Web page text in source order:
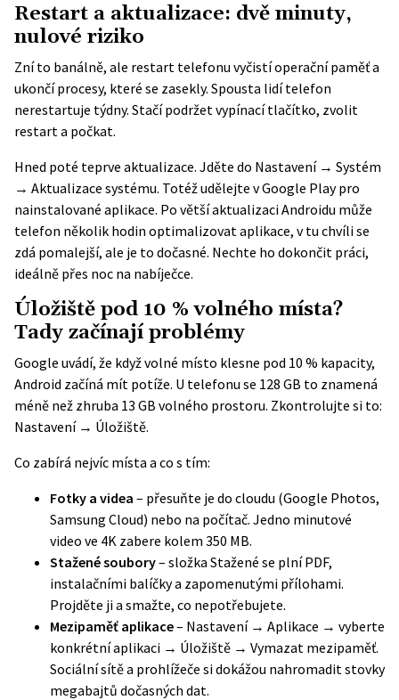
Restart a aktualizace: dvě minuty,
nulové riziko
Zní to banálně, ale restart telefonu vyčistí operační paměť a
ukončí procesy, které se zasekly. Spousta lidí telefon
nerestartuje týdny. Stačí podržet vypínací tlačítko, zvolit
restart a počkat.
Hned poté teprve aktualizace. Jděte do Nastavení → Systém
→ Aktualizace systému. Totéž udělejte v Google Play pro
nainstalované aplikace. Po větší aktualizaci Androidu může
telefon několik hodin optimalizovat aplikace, v tu chvíli se
zdá pomalejší, ale je to dočasné. Nechte ho dokončit práci,
ideálně přes noc na nabíječce.
Úložiště pod 10 % volného místa?
Tady začínají problémy
Google uvádí, že když volné místo klesne pod 10 % kapacity,
Android začíná mít potíže. U telefonu se 128 GB to znamená
méně než zhruba 13 GB volného prostoru. Zkontrolujte si to:
Nastavení → Úložiště.
Co zabírá nejvíc místa a co s tím:
Fotky a videa – přesuňte je do cloudu (Google Photos,
Samsung Cloud) nebo na počítač. Jedno minutové
video ve 4K zabere kolem 350 MB.
Stažené soubory– složka Stažené se plní PDF,
instalačními balíčky a zapomenutými přílohami.
Projděte ji a smažte, co nepotřebujete.
Mezipaměť aplikace– Nastavení → Aplikace → vyberte
konkrétní aplikaci → Úložiště → Vymazat mezipaměť.
Sociální sítě a prohlížeče si dokážou nahromadit stovky
megabajtů dočasných dat.